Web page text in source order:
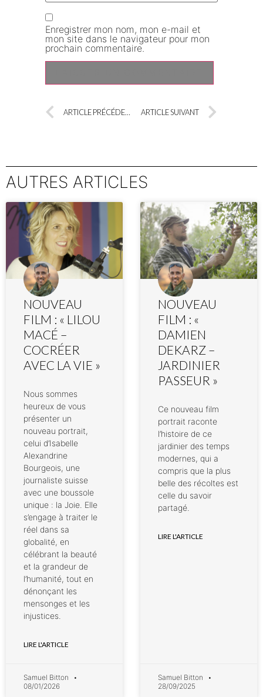
Enregistrer mon nom, mon e-mail et
mon site dans le navigateur pour mon
prochain commentaire.
ARTICLE PRÉCÉDENT ARTICLE SUIVANT
AUTRES ARTICLES
NOUVEAU
FILM : « LILOU
MACÉ –
COCRÉER
AVEC LA VIE »
Nous sommes
heureux de vous
présenter un
nouveau portrait,
celui d’Isabelle
Alexandrine
Bourgeois, une
journaliste suisse
avec une boussole
unique : la Joie. Elle
s’engage à traiter le
réel dans sa
globalité, en
célébrant la beauté
et la grandeur de
l’humanité, tout en
dénonçant les
mensonges et les
injustices.
LIRE L'ARTICLE
Samuel Bitton
08/01/2026
NOUVEAU
FILM : «
DAMIEN
DEKARZ –
JARDINIER
PASSEUR »
Ce nouveau film
portrait raconte
l’histoire de ce
jardinier des temps
modernes, qui a
compris que la plus
belle des récoltes est
celle du savoir
partagé.
LIRE L'ARTICLE
Samuel Bitton
28/09/2025